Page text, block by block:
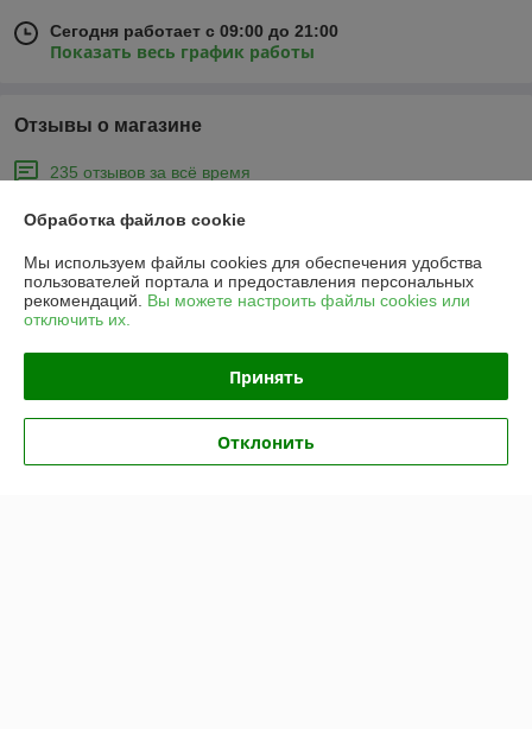
Сегодня работает с 09:00 до 21:00
Показать весь график работы
Отзывы о магазине
235 отзывов за всё время
Покупатель
Отлично
анна
Отлично
Показать все отзывы
Обработка файлов cookie
Мы используем файлы cookies для обеспечения удобства
пользователей портала и предоставления персональных
рекомендаций. Вы можете настроить файлы cookies или
отключить их.
Принять
Отклонить